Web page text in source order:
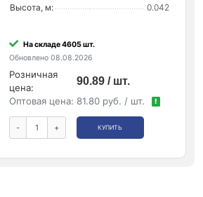
Высота, м:
0.042
На складе 4605 шт.
Обновлено 08.08.2026
Розничная
цена:
90.89 / шт.
Оптовая цена: 81.80 руб. / шт. !
- + КУПИТЬ